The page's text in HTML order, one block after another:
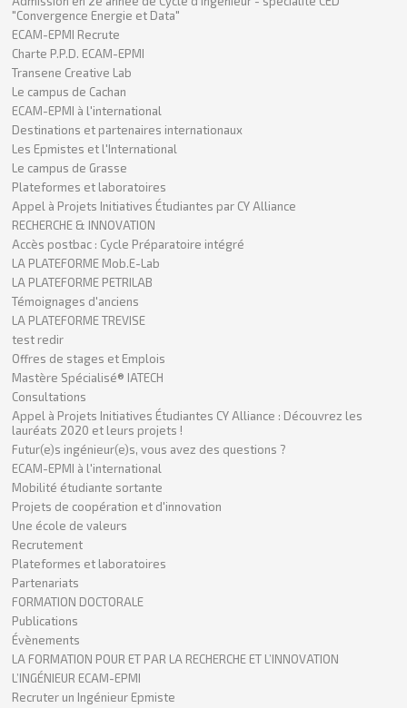
"Convergence Energie et Data"
ECAM-EPMI Recrute
Charte P.P.D. ECAM-EPMI
Transene Creative Lab
Le campus de Cachan
ECAM-EPMI à l'international
Destinations et partenaires internationaux
Les Epmistes et l'International
Le campus de Grasse
Plateformes et laboratoires
Appel à Projets Initiatives Étudiantes par CY Alliance
RECHERCHE & INNOVATION
Accès postbac : Cycle Préparatoire intégré
LA PLATEFORME Mob.E-Lab
LA PLATEFORME PETRILAB
Témoignages d'anciens
LA PLATEFORME TREVISE
test redir
Offres de stages et Emplois
Mastère Spécialisé® IATECH
Consultations
Appel à Projets Initiatives Étudiantes CY Alliance : Découvrez les
lauréats 2020 et leurs projets !
Futur(e)s ingénieur(e)s, vous avez des questions ?
ECAM-EPMI à l'international
Mobilité étudiante sortante
Projets de coopération et d'innovation
Une école de valeurs
Recrutement
Plateformes et laboratoires
Partenariats
FORMATION DOCTORALE
Publications
Évènements
LA FORMATION POUR ET PAR LA RECHERCHE ET L’INNOVATION
L’INGÉNIEUR ECAM-EPMI
Recruter un Ingénieur Epmiste